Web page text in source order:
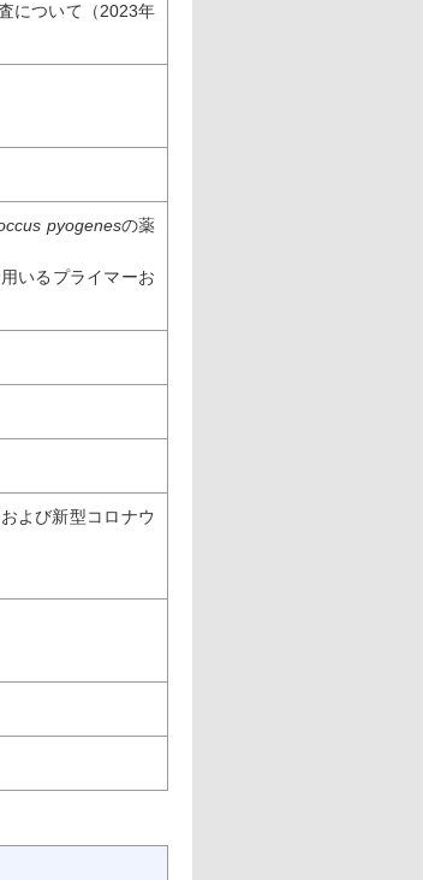
について（2023年
pyogenesの薬
いるプライマーお
よび新型コロナウ